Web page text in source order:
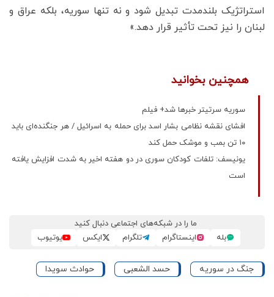
استراتژیک بلندمدت تبدیل شود و نه تنها سوریه، بلکه عراق و
لبنان را نیز تحت تأثیر قرار دهد.»
همچنین بخوانید
سوریه سرتیتر خبرها شد+ فیلم
افشای نقشه نظامی بشار اسد برای حمله به اسرائیل / هر جنگنده‌ای باید
۱۰ تن بمب و موشک حمل ‏کند
یونیسف: تلفات کودکان سوری در دو هفته اخیر به شدت افزایش یافته
است
ما را در شبکه‌های اجتماعی دنبال کنید
بله
اینستاگرام تلگرام ایکس یوتیوب
جنگ در سوریه حسد الشعبی حوادث سویدا